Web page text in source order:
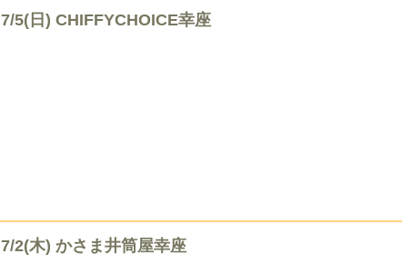
7/5(日) CHIFFYCHOICE幸座
7/2(木) かさま井筒屋幸座